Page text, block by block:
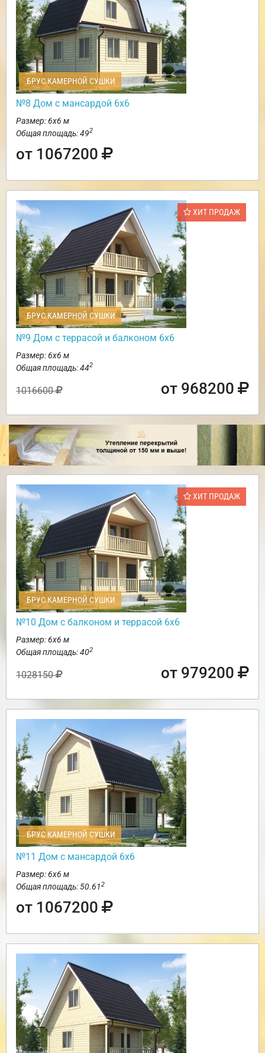
БРУС КАМЕРНОЙ СУШКИ
№8 Дом с мансардой 6х6
Размер: 6х6 м
Общая площадь: 492
от 1067200
ХИТ ПРОДАЖ
БРУС КАМЕРНОЙ СУШКИ
№9 Дом с террасой и балконом 6х6
Размер: 6х6 м
Общая площадь: 442
1016600 от 968200
ХИТ ПРОДАЖ
БРУС КАМЕРНОЙ СУШКИ
№10 Дом с балконом и террасой 6х6
Размер: 6х6 м
Общая площадь: 402
1028150 от 979200
БРУС КАМЕРНОЙ СУШКИ
№11 Дом с мансардой 6х6
Размер: 6х6 м
Общая площадь: 50.612
от 1067200